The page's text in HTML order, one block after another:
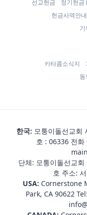
선교헌금 정기헌금
헌금사역안내
카타콤소식지
한국: 모퉁이돌선교회
호 : 06336 전화
단체: 모퉁이돌선교
호 주소:
USA: Cornerstone
Park, CA 90622 Tel: